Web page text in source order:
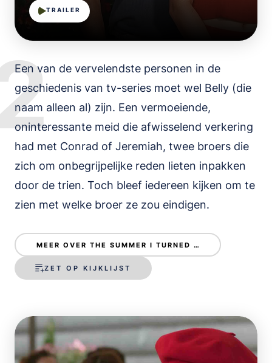
TRAILER
Een van de vervelendste personen in de
geschiedenis van tv-series moet wel Belly (die
naam alleen al) zijn. Een vermoeiende,
oninteressante meid die afwisselend verkering
had met Conrad of Jeremiah, twee broers die
zich om onbegrijpelijke reden lieten inpakken
door de trien. Toch bleef iedereen kijken om te
zien met welke broer ze zou eindigen.
MEER OVER THE SUMMER I TURNED PRETTY
ZET OP KIJKLIJST